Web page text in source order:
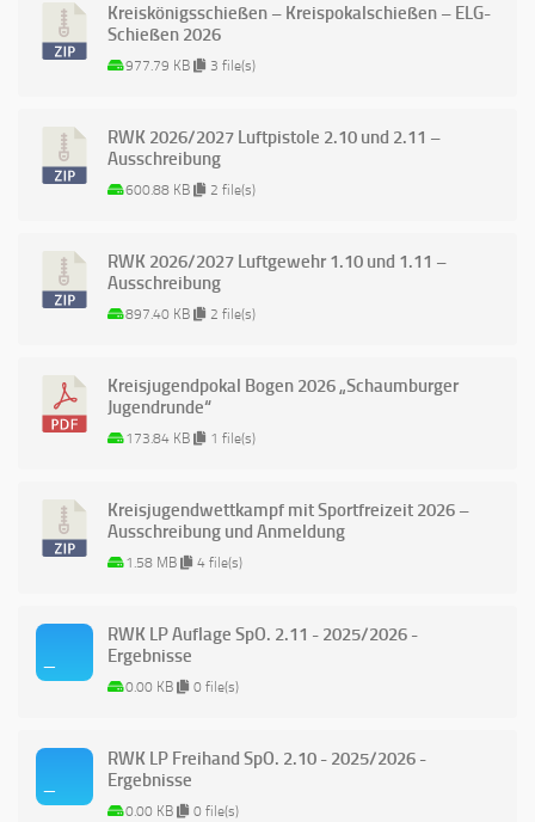
Kreiskönigsschießen – Kreispokalschießen – ELG-
Schießen 2026
977.79 KB 3 file(s)
RWK 2026/2027 Luftpistole 2.10 und 2.11 –
Ausschreibung
600.88 KB 2 file(s)
RWK 2026/2027 Luftgewehr 1.10 und 1.11 –
Ausschreibung
897.40 KB 2 file(s)
Kreisjugendpokal Bogen 2026 „Schaumburger
Jugendrunde“
173.84 KB 1 file(s)
Kreisjugendwettkampf mit Sportfreizeit 2026 –
Ausschreibung und Anmeldung
1.58 MB 4 file(s)
RWK LP Auflage SpO. 2.11 - 2025/2026 -
Ergebnisse
0.00 KB 0 file(s)
RWK LP Freihand SpO. 2.10 - 2025/2026 -
Ergebnisse
0.00 KB 0 file(s)